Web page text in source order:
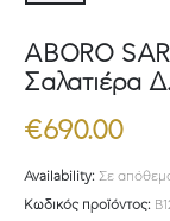
ABORO
Σαλατιέρα
€690.00
Availability: Σε
Κωδικός προϊόντος: